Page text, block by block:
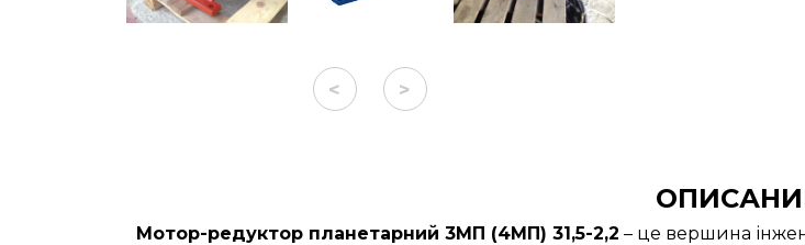
< >
Мотор-редуктор планетарний 3МП (4МП) 31,5-2,2 – це вершина